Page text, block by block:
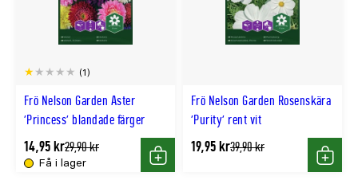
Frö Nelson Garden Aster
'Princess' blandade färger
(1)
Få i lager
14,95 krTidligere
lägsta
pris
29,90 kr
Köp
Frö Nelson Garden Rosenskära
'Purity' rent vit
19,95 krTidligere
39,90 kr
Köp